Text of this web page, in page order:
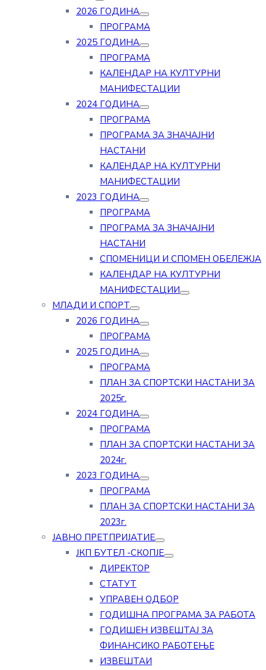
2026 ГОДИНА
ПРОГРАМА
2025 ГОДИНА
ПРОГРАМА
КАЛЕНДАР НА КУЛТУРНИ
МАНИФЕСТАЦИИ
2024 ГОДИНА
ПРОГРАМА
ПРОГРАМА ЗА ЗНАЧАЈНИ
НАСТАНИ
КАЛЕНДАР НА КУЛТУРНИ
МАНИФЕСТАЦИИ
2023 ГОДИНА
ПРОГРАМА
ПРОГРАМА ЗА ЗНАЧАЈНИ
НАСТАНИ
СПОМЕНИЦИ И СПОМЕН ОБЕЛЕЖЈА
КАЛЕНДАР НА КУЛТУРНИ
МАНИФЕСТАЦИИ
МЛАДИ И СПОРТ
2026 ГОДИНА
ПРОГРАМА
2025 ГОДИНА
ПРОГРАМА
ПЛАН ЗА СПОРТСКИ НАСТАНИ ЗА
2025г.
2024 ГОДИНА
ПРОГРАМА
ПЛАН ЗА СПОРТСКИ НАСТАНИ ЗА
2024г.
2023 ГОДИНА
ПРОГРАМА
ПЛАН ЗА СПОРТСКИ НАСТАНИ ЗА
2023г.
ЈАВНО ПРЕТПРИЈАТИЕ
ЈКП БУТЕЛ -СКОПЈЕ
ДИРЕКТОР
СТАТУТ
УПРАВЕН ОДБОР
ГОДИШНА ПРОГРАМА ЗА РАБОТА
ГОДИШЕН ИЗВЕШТАЈ ЗА
ФИНАНСИКО РАБОТЕЊЕ
ИЗВЕШТАИ